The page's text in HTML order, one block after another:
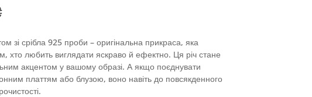
зі срібла 925 проби – оригінальна прикраса, яка
хто любить виглядати яскраво й ефектно. Ця річ стане
акцентом у вашому образі. А якщо поєднувати
платтям або блузою, воно навіть до повсякденного